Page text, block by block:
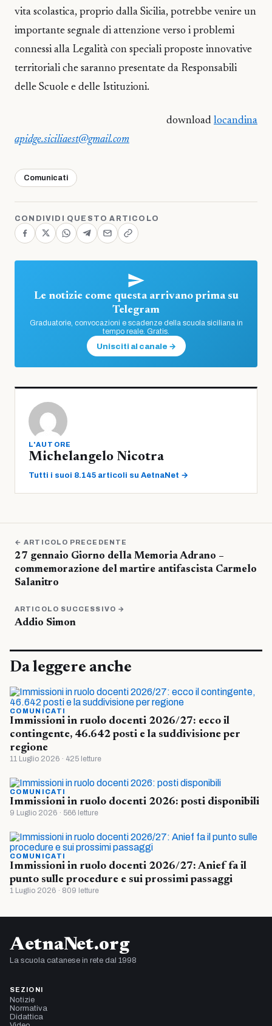
vita scolastica, proprio dalla Sicilia, potrebbe venire un
importante segnale di attenzione verso i problemi
connessi alla Legalità con speciali proposte innovative
territoriali che saranno presentate da Responsabili
delle Scuole e delle Istituzioni.
download locandina
apidge.siciliaest@gmail.com
Comunicati
CONDIVIDI QUESTO ARTICOLO
Le notizie come questa arrivano prima su
Telegram
Graduatorie, convocazioni e scadenze della scuola siciliana in
tempo reale. Gratis.
Unisciti al canale →
L'AUTORE
Michelangelo Nicotra
Tutti i suoi 8.145 articoli su AetnaNet →
← ARTICOLO PRECEDENTE
27 gennaio Giorno della Memoria Adrano –
commemorazione del martire antifascista Carmelo
Salanitro
ARTICOLO SUCCESSIVO →
Addio Simon
Da leggere anche
COMUNICATI
Immissioni in ruolo docenti 2026/27: ecco il
contingente, 46.642 posti e la suddivisione per
regione
11 Luglio 2026 · 425 letture
COMUNICATI
Immissioni in ruolo docenti 2026: posti disponibili
9 Luglio 2026 · 566 letture
COMUNICATI
Immissioni in ruolo docenti 2026/27: Anief fa il
punto sulle procedure e sui prossimi passaggi
1 Luglio 2026 · 809 letture
AetnaNet.org
La scuola catanese in rete dal 1998
SEZIONI
Notizie
Normativa
Didattica